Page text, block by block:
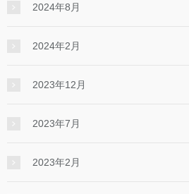
2024年8月
2024年2月
2023年12月
2023年7月
2023年2月